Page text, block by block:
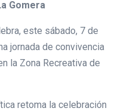
Gomera
este sábado, 7 de
jornada de convivencia
la Zona Recreativa de
retoma la celebración